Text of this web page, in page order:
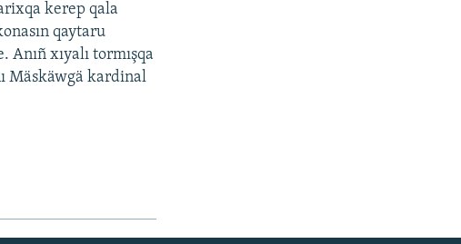
kerep qala
qaytaru
Anıñ xıyalı tormışqa
Mäskäwgä kardinal